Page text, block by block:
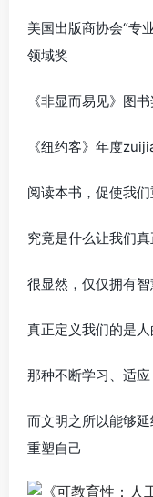
美国出版商协会“专
领域奖
《非显而易见》图
《纽约客》年度
阅读本书，促使我们
究竟是什么让我们真
很显然，仅仅拥有
真正定义我们的是
那种不断学习、适
而文明之所以能够
重塑自己